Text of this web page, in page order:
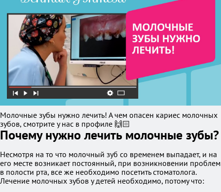
Молочные зубы нужно лечить! А чем опасен кариес молочных
зубов, смотрите у нас в профиле 🙌🏻
Почему нужно лечить молочные зубы?
Несмотря на то что молочный зуб со временем выпадает, и на
его месте возникает постоянный, при возникновении проблем
в полости рта, все же необходимо посетить стоматолога.
Лечение молочных зубов у детей необходимо, потому что: